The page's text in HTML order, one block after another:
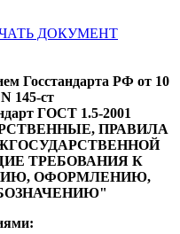
ДОКУМЕНТ
Госстандарта РФ от 10
145-ст
ГОСТ 1.5-2001
ПРАВИЛА
ТРЕБОВАНИЯ К
ОФОРМЛЕНИЮ,